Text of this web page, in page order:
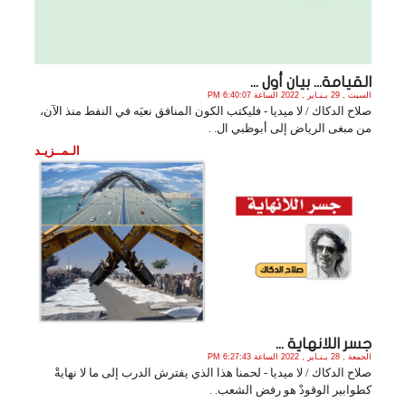
القيامة... بيان أول ...
السبت , 29 يـنـاير , 2022 الساعة 6:40:07 PM
صلاح الدكاك / لا ميديا - فليكتب الكون المنافق نعيَه في النفط منذ الآن،
من مبغى الرياض إلى أبوظبي ال. .
الـمــزيـد
جسر اللانهاية ...
الجمعة , 28 يـنـاير , 2022 الساعة 6:27:43 PM
صلاح الدكاك / لا ميديا - لحمنا هذا الذي يفترش الدرب إلى ما لا نهايةْ
كطوابير الوقودْ هو رفض الشعب. .